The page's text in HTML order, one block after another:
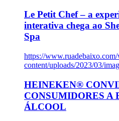
Le Petit Chef – a
interativa chega ao
Spa
https://
content/uploads/2023/03/
HEINEKEN®
CONSUMIDORES A
ÁLCOOL